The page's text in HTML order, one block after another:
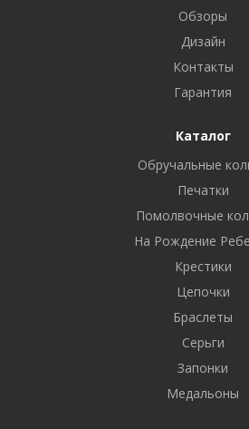
Обзоры
Дизайн
Контакты
Гарантия
Каталог
Обручальные
Печатки
Помолвочные
На Рождение
Крестики
Цепочки
Браслеты
Серьги
Запонки
Медальоны